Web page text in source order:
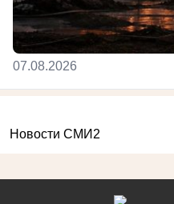
07.08.2026
Новости СМИ2